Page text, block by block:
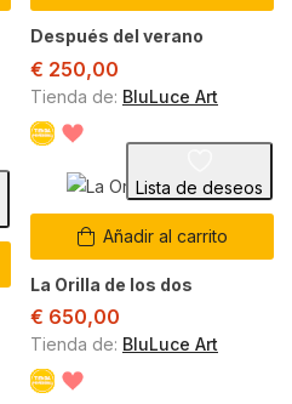
Después del verano
€ 250,00
Tienda de: BluLuce Art
Añadir al carrito
Lista de deseos
La Orilla de los dos
€ 650,00
Tienda de: BluLuce Art